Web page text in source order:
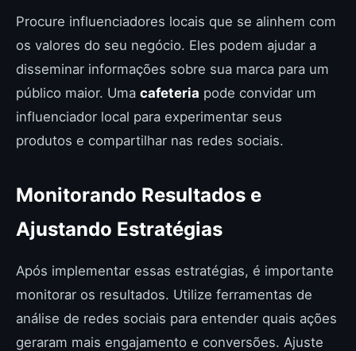
Procure influenciadores locais que se alinhem com
os valores do seu negócio. Eles podem ajudar a
disseminar informações sobre sua marca para um
público maior. Uma cafeteria pode convidar um
influenciador local para experimentar seus
produtos e compartilhar nas redes sociais.
Monitorando Resultados e
Ajustando Estratégias
Após implementar essas estratégias, é importante
monitorar os resultados. Utilize ferramentas de
análise de redes sociais para entender quais ações
geraram mais engajamento e conversões. Ajuste